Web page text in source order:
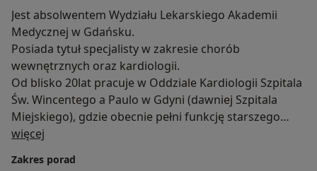
Jest absolwentem Wydziału Lekarskiego Akademii
Medycznej w Gdańsku.
Posiada tytuł specjalisty w zakresie chorób
wewnętrznych oraz kardiologii.
Od blisko 20lat pracuje w Oddziale Kardiologii Szpitala
Św. Wincentego a Paulo w Gdyni (dawniej Szpitala
Miejskiego), gdzie obecnie pełni funkcję starszego
asystenta.
powodzeniem wykorzystuje w codziennej pracy z
więcej
Zakres porad